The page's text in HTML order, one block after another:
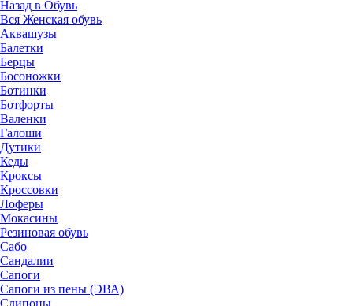
Назад в Обувь
Вся Женская обувь
Аквашузы
Балетки
Берцы
Босоножки
Ботинки
Ботфорты
Валенки
Галоши
Дутики
Кеды
Кроксы
Кроссовки
Лоферы
Мокасины
Резиновая обувь
Сабо
Сандалии
Сапоги
Сапоги из пены (ЭВА)
Слипоны